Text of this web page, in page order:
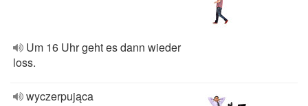
Um 16 Uhr geht es dann wieder
loss.
wyczerpująca